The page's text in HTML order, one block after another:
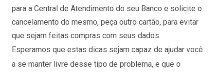
para a Central de Atendimento do seu Banco e solicite o
cancelamento do mesmo, peça outro cartão, para evitar
que sejam feitas compras com seus dados.
Esperamos que estas dicas sejam capaz de ajudar você
a se manter livre desse tipo de problema, e que o